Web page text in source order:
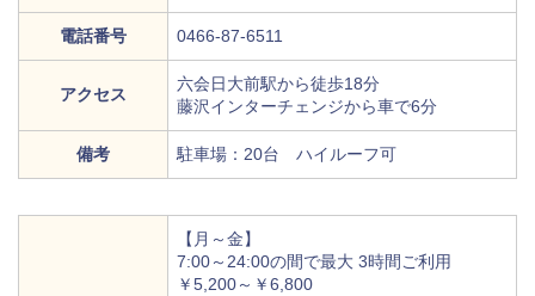
電話番号 0466-87-6511
アクセス
六会日大前駅から徒歩18分
藤沢インターチェンジから車で6分
備考 駐車場：20台 ハイルーフ可
【月～金】
7:00～24:00の間で最大 3時間ご利用
￥5,200～￥6,800